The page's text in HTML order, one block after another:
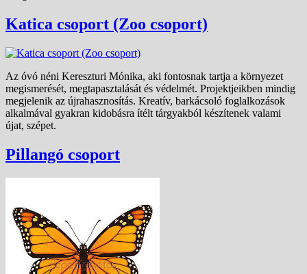
Katica csoport (Zoo csoport)
Az óvó néni Kereszturi Mónika, aki fontosnak tartja a környezet
megismerését, megtapasztalását és védelmét. Projektjeikben mindig
megjelenik az újrahasznosítás. Kreatív, barkácsoló foglalkozások
alkalmával gyakran kidobásra ítélt tárgyakból készítenek valami
újat, szépet.
Pillangó csoport